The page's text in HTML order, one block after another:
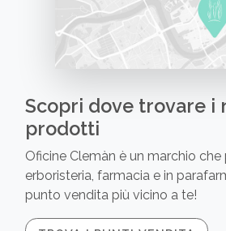
Scopri dove trovare i
prodotti
Oficine Clemàn è un marchio che
erboristeria, farmacia e in
punto vendita più vicino a te!